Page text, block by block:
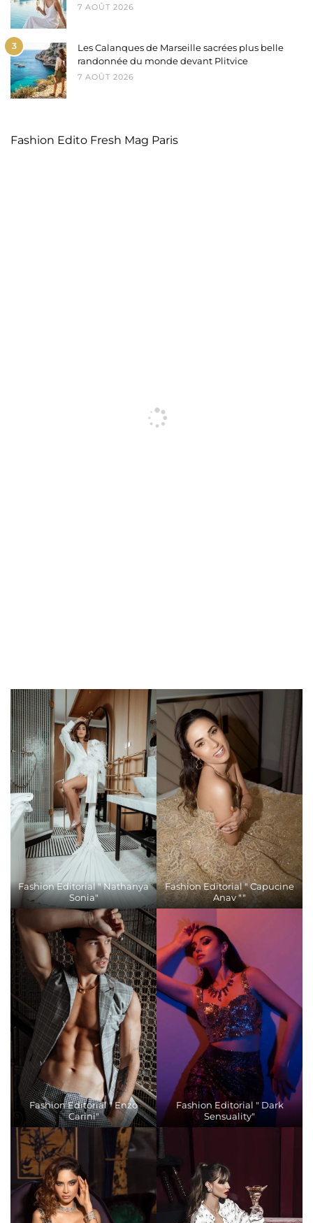
7 AOÛT 2026
3
Les Calanques de Marseille sacrées plus belle
randonnée du monde devant Plitvice
7 AOÛT 2026
Fashion Edito Fresh Mag Paris
Fashion Editorial " Nathanya
Sonia"
Fashion Editorial " Capucine
Anav ""
Fashion Editorial " Enzo
Carini"
Fashion Editorial " Dark
Sensuality"